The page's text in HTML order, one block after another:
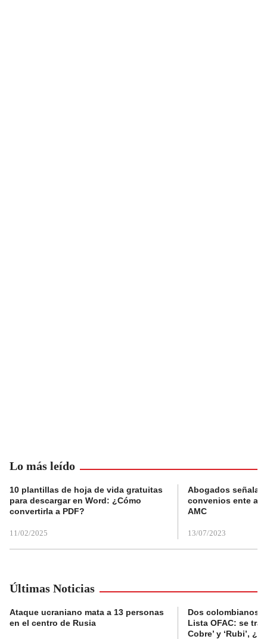
Lo más leído
10 plantillas de hoja de vida gratuitas
para descargar en Word: ¿Cómo
convertirla a PDF?
11/02/2025
Abogados
convenios ente
AMC
13/07/2023
Últimas Noticias
Ataque ucraniano mata a 13 personas
en el centro de Rusia
Dos colombianos
Lista OFAC: se
Cobre’ y ‘Rubi’,